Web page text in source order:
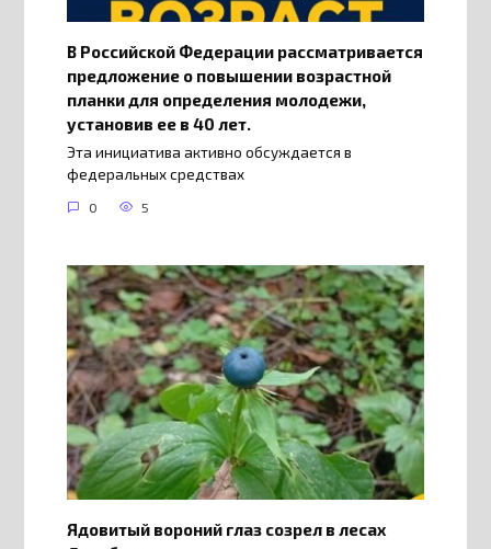
В Российской Федерации рассматривается
предложение о повышении возрастной
планки для определения молодежи,
установив ее в 40 лет.
Эта инициатива активно обсуждается в
федеральных средствах
0 5
Ядовитый вороний глаз созрел в лесах